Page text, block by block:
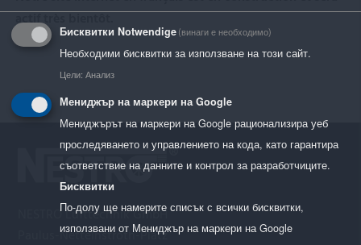
actif très bientôt.
NESTRO Lufttechnik GmbH
Paulus-Nettelnstroth-Platz
Бисквитки Notwendige(винаги е необходимо)
Необходими бисквитки за използване на този сайт.
Цели: Анализ
Мениджър на маркери на Google
Мениджърът на маркери на Google рационализира уеб
проследяването и управлението на кода, като гарантира
съответствие на данните и контрол за разработчиците.
Бисквитки
По-долу ще намерите списък с всички бисквитки,
използвани от Мениджър на маркери на Google